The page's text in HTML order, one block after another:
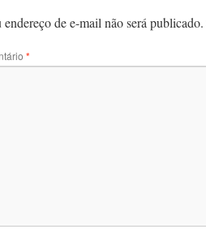
endereço de e-mail não será publicado.
*